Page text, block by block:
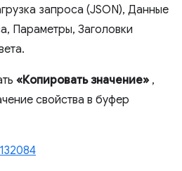
запроса (JSON), Данные
Параметры, Заголовки
«Копировать значение» ,
свойства в буфер